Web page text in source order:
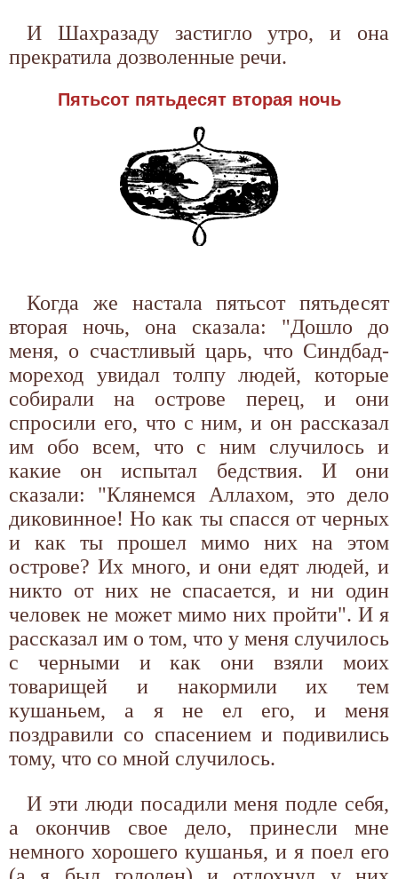
И Шахразаду застигло утро, и она
прекратила дозволенные речи.
Пятьсот пятьдесят вторая ночь
Когда же настала пятьсот пятьдесят
вторая ночь, она сказала: "Дошло до
меня, о счастливый царь, что Синдбад-
мореход увидал толпу людей, которые
собирали на острове перец, и они
спросили его, что с ним, и он рассказал
им обо всем, что с ним случилось и
какие он испытал бедствия. И они
сказали: "Клянемся Аллахом, это дело
диковинное! Но как ты спасся от черных
и как ты прошел мимо них на этом
острове? Их много, и они едят людей, и
никто от них не спасается, и ни один
человек не может мимо них пройти". И я
рассказал им о том, что у меня случилось
с черными и как они взяли моих
товарищей и накормили их тем
кушаньем, а я не ел его, и меня
поздравили со спасением и подивились
тому, что со мной случилось.
И эти люди посадили меня подле себя,
а окончив свое дело, принесли мне
немного хорошего кушанья, и я поел его